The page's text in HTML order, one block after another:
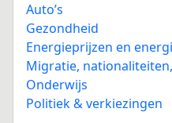
Auto’s
Gezondheid
Energieprijzen en
Migratie,
Onderwijs
Politiek & verkiezingen